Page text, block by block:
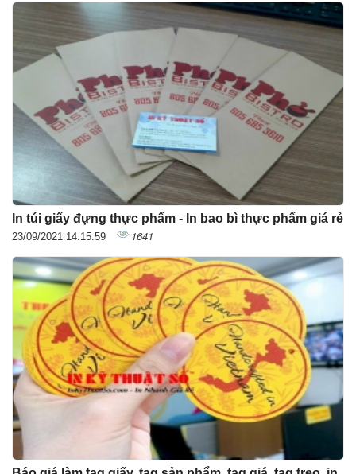
In túi giấy đựng thực phẩm - In bao bì thực phẩm giá rẻ
23/09/2021 14:15:59 1641